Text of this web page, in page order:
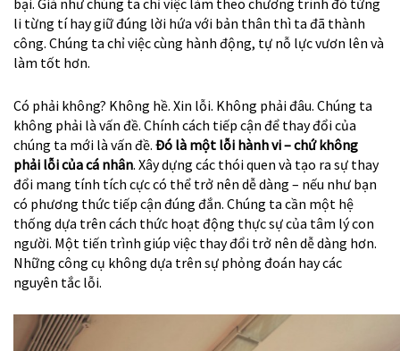
bại. Giá như chúng ta chỉ việc làm theo chương trình đó từng
li từng tí hay giữ đúng lời hứa với bản thân thì ta đã thành
công. Chúng ta chỉ việc cùng hành động, tự nỗ lực vươn lên và
làm tốt hơn.
Có phải không? Không hề. Xin lỗi. Không phải đâu. Chúng ta
không phải là vấn đề. Chính cách tiếp cận để thay đổi của
chúng ta mới là vấn đề. Đó là một lỗi hành vi – chứ không
phải lỗi của cá nhân. Xây dựng các thói quen và tạo ra sự thay
đổi mang tính tích cực có thể trở nên dễ dàng – nếu như bạn
có phương thức tiếp cận đúng đắn. Chúng ta cần một hệ
thống dựa trên cách thức hoạt động thực sự của tâm lý con
người. Một tiến trình giúp việc thay đổi trở nên dễ dàng hơn.
Những công cụ không dựa trên sự phỏng đoán hay các
nguyên tắc lỗi.